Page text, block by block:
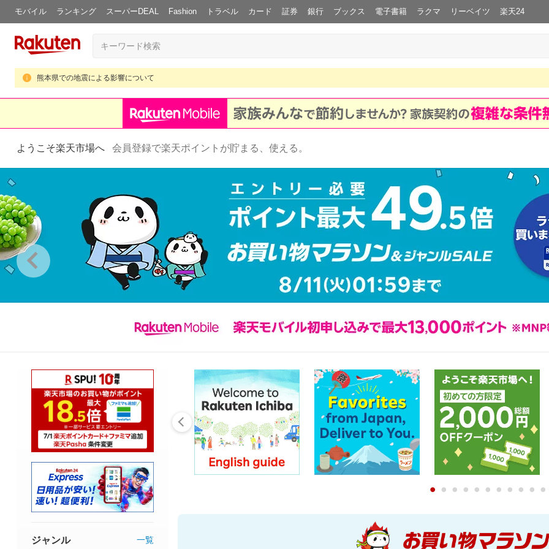
モバイル ランキング スーパーDEAL Fashion トラベル カード 証券 銀行 ブックス 電子書籍 ラクマ リーベイツ 楽天24
熊本県での地震による影響について
ようこそ楽天市場へ 会員登録で楽天ポイントが貯まる、使える。
0 1 2 3 4 5 6 7 8 9
ジャンル 一覧